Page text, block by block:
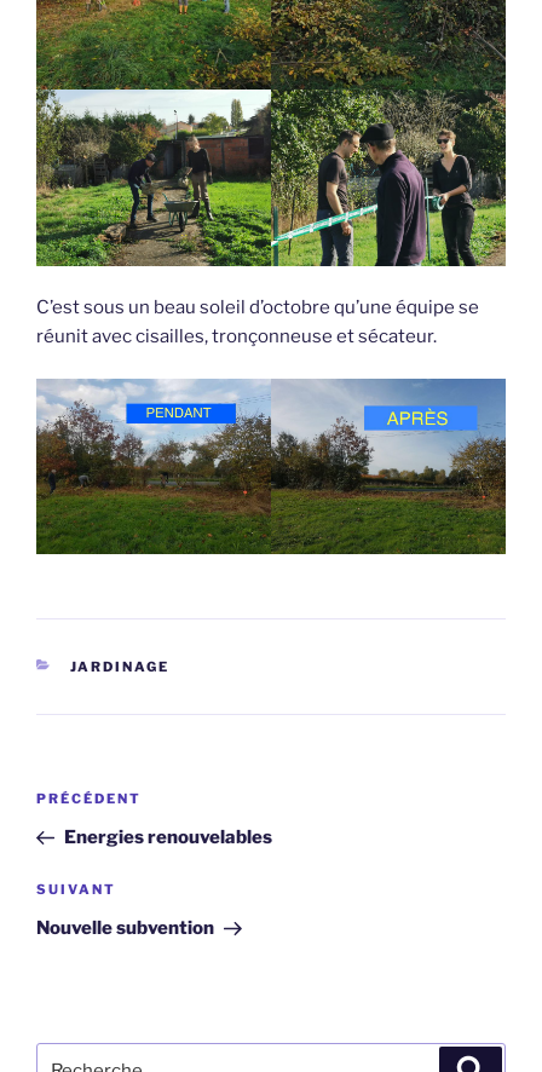
C’est sous un beau soleil d’octobre qu’une équipe se
réunit avec cisailles, tronçonneuse et sécateur.
CATÉGORIES
JARDINAGE
Navigation
l’article
Article
précédent
PRÉCÉDENT
Energies renouvelables
Article
suivant
SUIVANT
Nouvelle subvention